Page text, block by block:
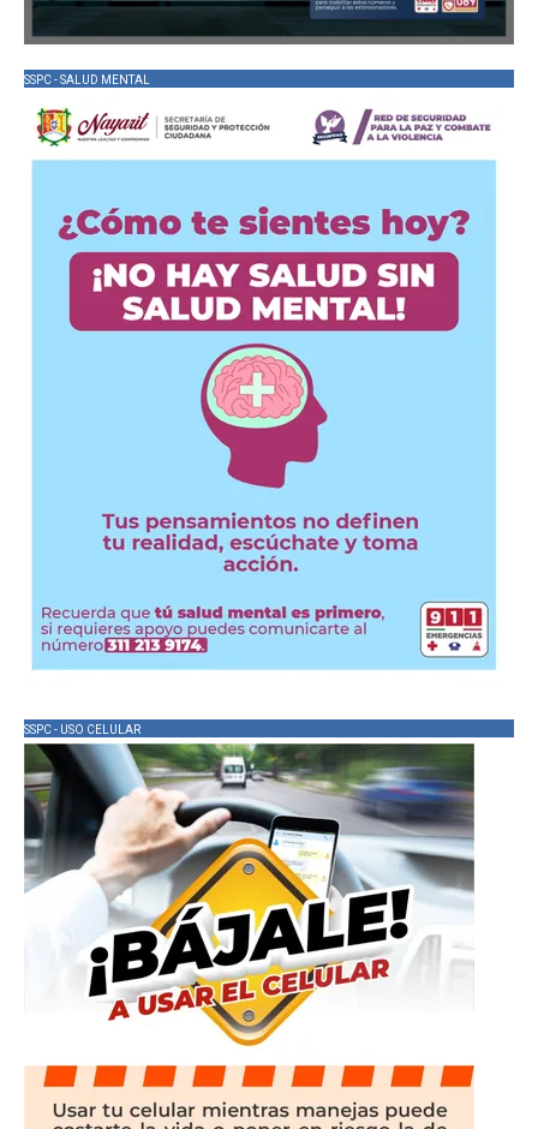
SSPC - SALUD MENTAL
SSPC - USO CELULAR